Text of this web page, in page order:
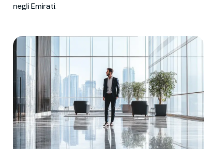
negli Emirati.